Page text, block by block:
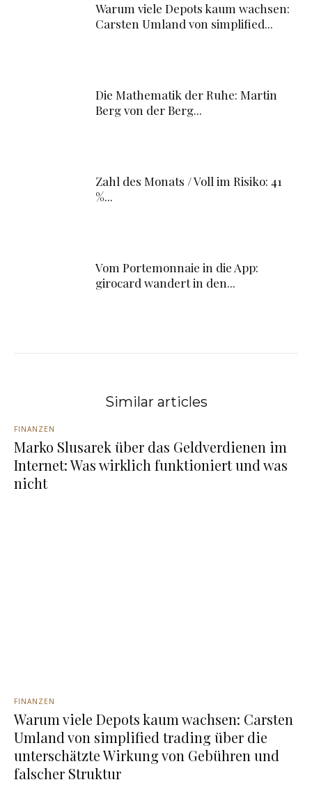
Warum viele Depots kaum wachsen:
Carsten Umland von simplified...
Die Mathematik der Ruhe: Martin
Berg von der Berg...
Zahl des Monats / Voll im Risiko: 41
%...
Vom Portemonnaie in die App:
girocard wandert in den...
Similar articles
FINANZEN
Marko Slusarek über das Geldverdienen im
Internet: Was wirklich funktioniert und was
nicht
FINANZEN
Warum viele Depots kaum wachsen: Carsten
Umland von simplified trading über die
unterschätzte Wirkung von Gebühren und
falscher Struktur